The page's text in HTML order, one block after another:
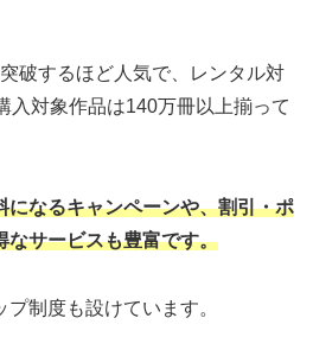
破するほど人気で、レンタル対
入対象作品は140万冊以上揃って
になるキャンペーンや、割引・ポ
なサービスも豊富です。
制度も設けています。